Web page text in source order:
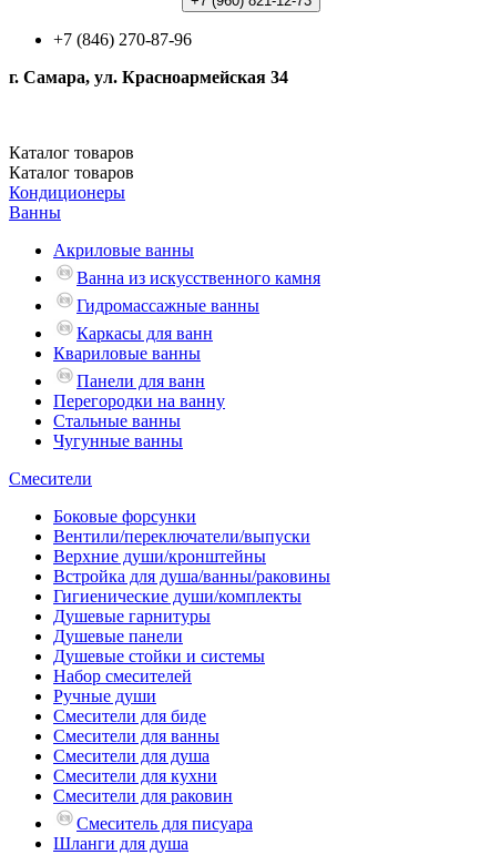
+7 (846) 270-87-96
г. Самара, ул. Красноармейская 34
Каталог товаров
Каталог товаров
Кондиционеры
Ванны
Акриловые ванны
Ванна из искусственного камня
Гидромассажные ванны
Каркасы для ванн
Квариловые ванны
Панели для ванн
Перегородки на ванну
Стальные ванны
Чугунные ванны
Смесители
Боковые форсунки
Вентили/переключатели/выпуски
Верхние души/кронштейны
Встройка для душа/ванны/раковины
Гигиенические души/комплекты
Душевые гарнитуры
Душевые панели
Душевые стойки и системы
Набор смесителей
Ручные души
Смесители для биде
Смесители для ванны
Смесители для душа
Смесители для кухни
Смесители для раковин
Смеситель для писуара
Шланги для душа